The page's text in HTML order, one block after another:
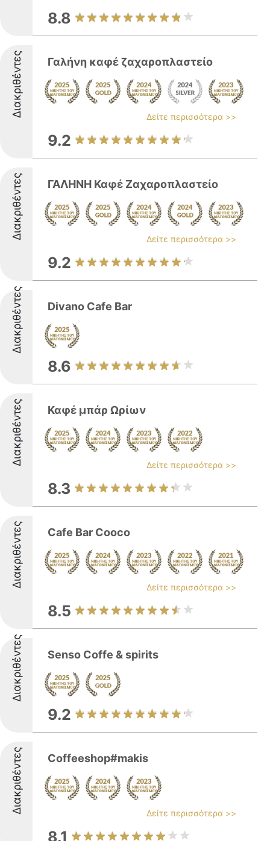
8.8
Διακριθέντες Γαλήνη καφέ ζαχαροπλαστείο
Δείτε περισσότερα >>
9.2
Διακριθέντες ΓΑΛΗΝΗ Καφέ Ζαχαροπλαστείο
Δείτε περισσότερα >>
9.2
Διακριθέντες Divano Cafe Bar
8.6
Διακριθέντες Καφέ μπάρ Ωρίων
Δείτε περισσότερα >>
8.3
Διακριθέντες Cafe Bar Cooco
Δείτε περισσότερα >>
8.5
Διακριθέντες Senso Coffe & spirits
9.2
Διακριθέντες Coffeeshop#makis
Δείτε περισσότερα >>
8.1